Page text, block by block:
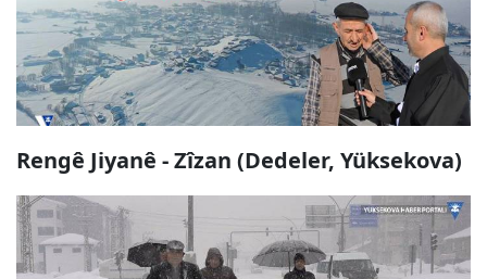
Rengê Jiyanê - Zîzan (Dedeler, Yüksekova)